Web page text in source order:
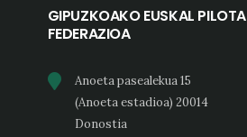
GIPUZKOAKO EUSKAL PILOTA
FEDERAZIOA
Anoeta pasealekua 15
(Anoeta estadioa) 20014
Donostia